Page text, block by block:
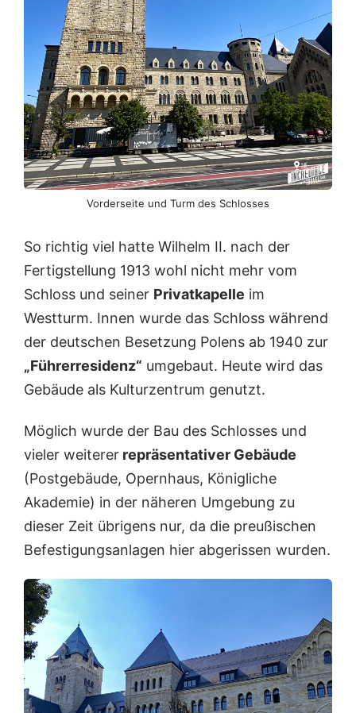
Vorderseite und Turm des Schlosses
So richtig viel hatte Wilhelm II. nach der
Fertigstellung 1913 wohl nicht mehr vom
Schloss und seiner Privatkapelle im
Westturm. Innen wurde das Schloss während
der deutschen Besetzung Polens ab 1940 zur
„Führerresidenz“ umgebaut. Heute wird das
Gebäude als Kulturzentrum genutzt.
Möglich wurde der Bau des Schlosses und
vieler weiterer repräsentativer Gebäude
(Postgebäude, Opernhaus, Königliche
Akademie) in der näheren Umgebung zu
dieser Zeit übrigens nur, da die preußischen
Befestigungsanlagen hier abgerissen wurden.